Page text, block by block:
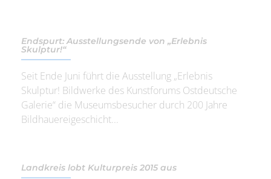
Endspurt: Ausstellungsende von „Erlebnis
Skulptur!“
Seit Ende Juni führt die Ausstellung „Erlebnis
Skulptur! Bildwerke des Kunstforums Ostdeutsche
Galerie“ die Museumsbesucher durch 200 Jahre
Bildhauereigeschicht...
Landkreis lobt Kulturpreis 2015 aus